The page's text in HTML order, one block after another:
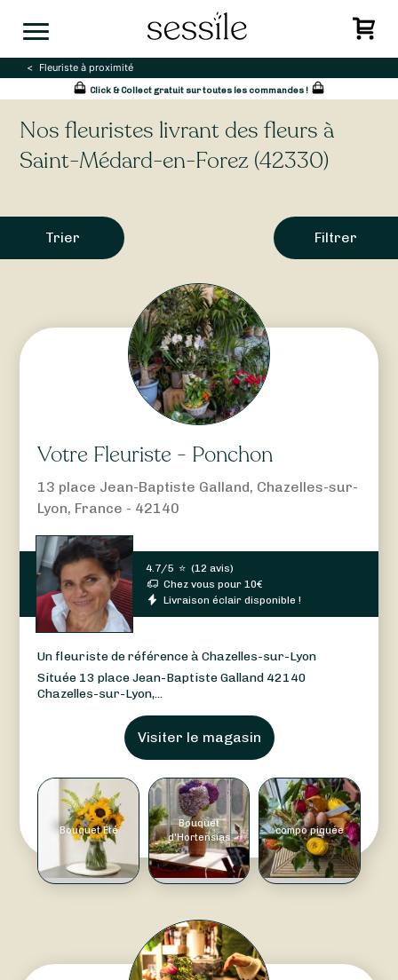
Fleuriste à proximité
Click & Collect gratuit sur toutes les commandes !
Nos fleuristes livrant des fleurs à
Saint-Médard-en-Forez (42330)
Trier Filtrer
Votre Fleuriste - Ponchon
13 place Jean-Baptiste Galland, Chazelles-sur-
Lyon, France - 42140
4.7/5 ⭐ (12 avis)
Chez vous pour10€
Livraison éclair disponible !
Un fleuriste de référence à Chazelles-sur-Lyon
Située 13 place Jean-Baptiste Galland 42140
Chazelles-sur-Lyon,...
Visiter le magasin
Bouquet Été
Bouquet
d'Hortensias
compo piquée